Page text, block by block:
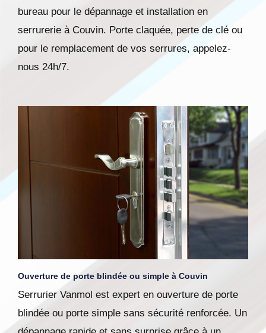
bureau pour le dépannage et installation en
serrurerie à Couvin. Porte claquée, perte de clé ou
pour le remplacement de vos serrures, appelez-
nous 24h/7.
Ouverture de porte blindée ou simple à Couvin
Serrurier Vanmol est expert en ouverture de porte
blindée ou porte simple sans sécurité renforcée. Un